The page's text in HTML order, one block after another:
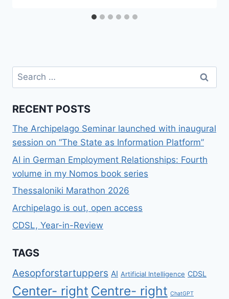
Search
for:
RECENT POSTS
The Archipelago Seminar launched with inaugural
session on “The State as Information Platform”
AI in German Employment Relationships: Fourth
volume in my Nomos book series
Thessaloniki Marathon 2026
Archipelago is out, open access
CDSL, Year-in-Review
TAGS
Aesopforstartuppers AI Artificial Intelligence CDSL
Center- right Centre- right ChatGPT